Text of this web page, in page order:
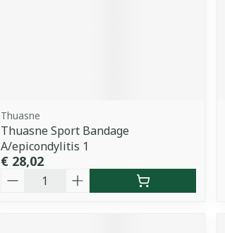
Thuasne
Thuasne Sport Bandage
A/epicondylitis 1
€ 28,02